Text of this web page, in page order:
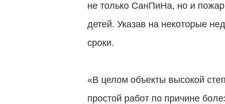
не только СанПиНа, но и
детей. Указав на некоторые
сроки.
«В целом объекты высокой
простой работ по причине